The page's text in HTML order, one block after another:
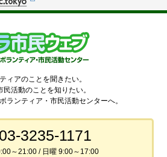
ィアのことを聞きたい。
民活動のことを知りたい。
ランティア・市民活動センターへ。
03-3235-1171
～21:00 / 日曜 9:00～17:00